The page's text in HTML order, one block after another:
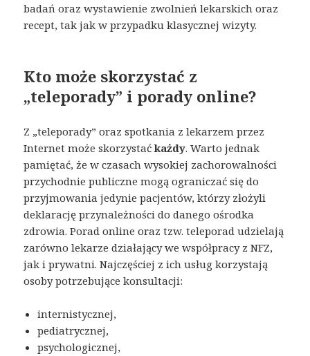
badań oraz wystawienie zwolnień lekarskich oraz
recept, tak jak w przypadku klasycznej wizyty.
Kto może skorzystać z
„teleporady” i porady online?
Z „teleporady” oraz spotkania z lekarzem przez
Internet może skorzystaćkażdy. Warto jednak
pamiętać, że w czasach wysokiej zachorowalności
przychodnie publiczne mogą ograniczać się do
przyjmowania jedynie pacjentów, którzy złożyli
deklarację przynależności do danego ośrodka
zdrowia. Porad online oraz tzw. teleporad udzielają
zarówno lekarze działający we współpracy z NFZ,
jak i prywatni. Najczęściej z ich usług korzystają
osoby potrzebujące konsultacji:
internistycznej,
pediatrycznej,
psychologicznej,